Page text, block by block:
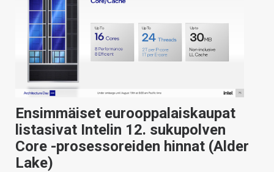
Ensimmäiset eurooppalaiskaupat
listasivat Intelin 12. sukupolven
Core -prosessoreiden hinnat (Alder
Lake)